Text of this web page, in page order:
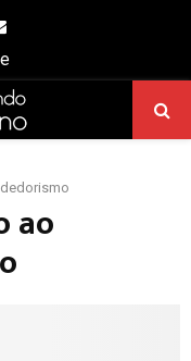
Email
ao